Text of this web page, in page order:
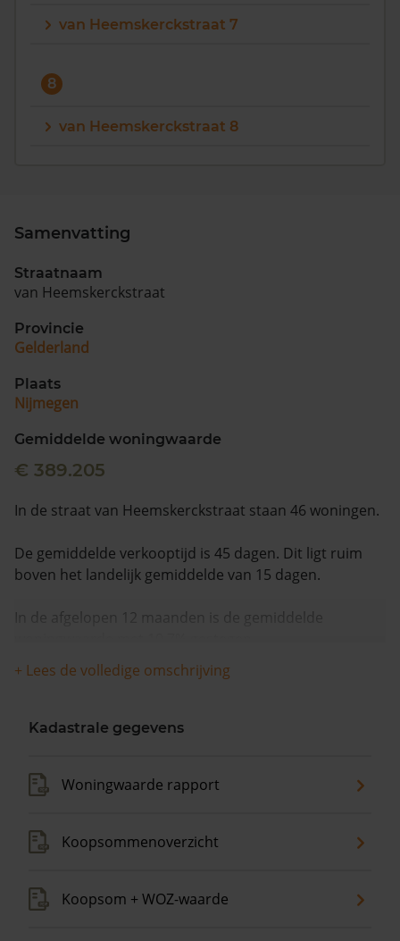
van Heemskerckstraat 7
8
van Heemskerckstraat 8
Samenvatting
Straatnaam
van Heemskerckstraat
Provincie
Gelderland
Plaats
Nijmegen
Gemiddelde woningwaarde
€ 389.205
In de straat van Heemskerckstraat staan 46 woningen.
De gemiddelde verkooptijd is 45 dagen. Dit ligt ruim
boven het landelijk gemiddelde van 15 dagen.
In de afgelopen 12 maanden is de gemiddelde
+ Lees de volledige omschrijving
Kadastrale gegevens
Woningwaarde rapport
Koopsommenoverzicht
Koopsom + WOZ-waarde